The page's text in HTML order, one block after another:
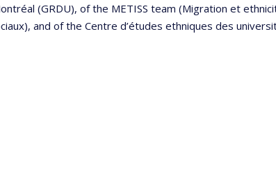
(GRDU), of the METISS team (Migration et
and of the Centre d’études ethniques des